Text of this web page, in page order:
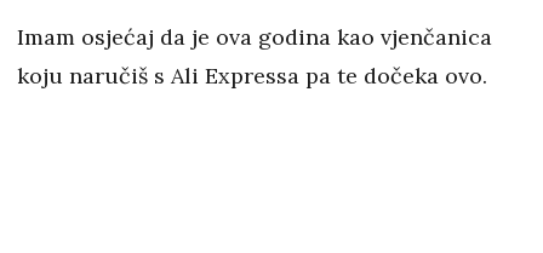
Imam osjećaj da je ova godina kao vjenčanica
koju naručiš s Ali Expressa pa te dočeka ovo.